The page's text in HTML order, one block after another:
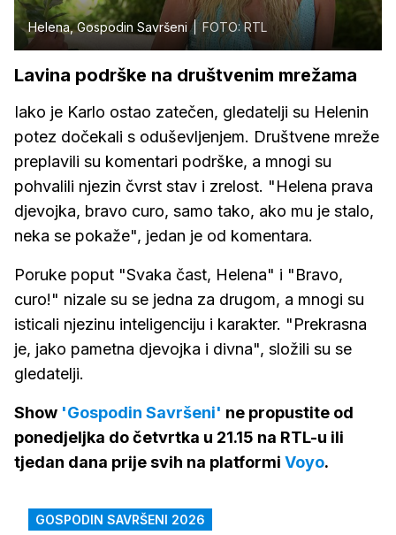
Helena, Gospodin Savršeni FOTO: RTL
Lavina podrške na društvenim mrežama
Iako je Karlo ostao zatečen, gledatelji su Helenin
potez dočekali s oduševljenjem. Društvene mreže
preplavili su komentari podrške, a mnogi su
pohvalili njezin čvrst stav i zrelost. "Helena prava
djevojka, bravo curo, samo tako, ako mu je stalo,
neka se pokaže", jedan je od komentara.
Poruke poput "Svaka čast, Helena" i "Bravo,
curo!" nizale su se jedna za drugom, a mnogi su
isticali njezinu inteligenciju i karakter. "Prekrasna
je, jako pametna djevojka i divna", složili su se
gledatelji.
Show 'Gospodin Savršeni' ne propustite od
ponedjeljka do četvrtka u 21.15 na RTL-u ili
tjedan dana prije svih na platformi Voyo.
GOSPODIN SAVRŠENI 2026